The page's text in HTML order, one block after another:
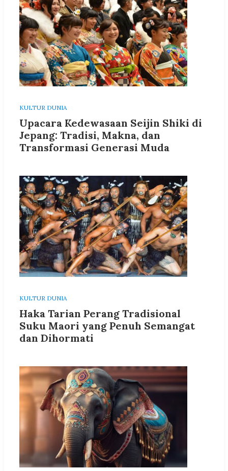
KULTUR DUNIA
Upacara Kedewasaan Seijin Shiki di
Jepang: Tradisi, Makna, dan
Transformasi Generasi Muda
KULTUR DUNIA
Haka Tarian Perang Tradisional
Suku Maori yang Penuh Semangat
dan Dihormati